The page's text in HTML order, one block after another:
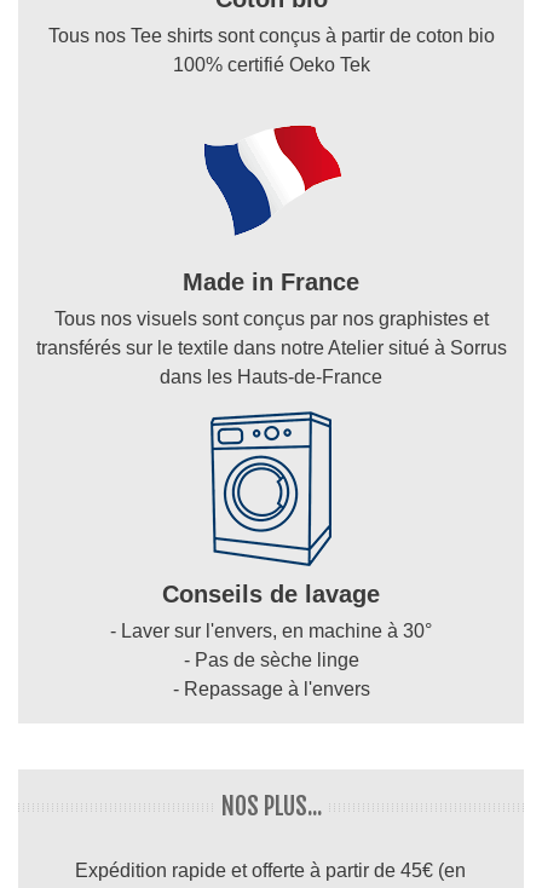
Tous nos Tee shirts sont conçus à partir de coton bio
100% certifié Oeko Tek
Made in France
Tous nos visuels sont conçus par nos graphistes et
transférés sur le textile dans notre Atelier situé à Sorrus
dans les Hauts-de-France
Conseils de lavage
- Laver sur l'envers, en machine à 30°
- Pas de sèche linge
- Repassage à l'envers
NOS PLUS...
Expédition rapide et offerte à partir de 45€ (en